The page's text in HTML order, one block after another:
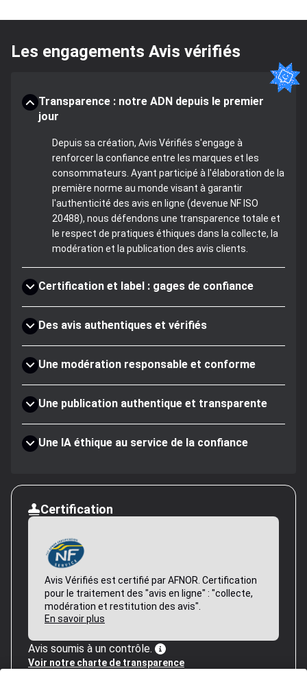
Les engagements Avis vérifiés
Transparence : notre ADN depuis le premier
jour
Depuis sa création, Avis Vérifiés s'engage à
renforcer la confiance entre les marques et les
consommateurs. Ayant participé à l'élaboration de la
première norme au monde visant à garantir
l'authenticité des avis en ligne (devenue NF ISO
20488), nous défendons une transparence totale et
le respect de pratiques éthiques dans la collecte, la
modération et la publication des avis clients.
Certification et label : gages de confiance
Des avis authentiques et vérifiés
Une modération responsable et conforme
Une publication authentique et transparente
Une IA éthique au service de la confiance
Certification
Avis Vérifiés est certifié par AFNOR. Certification
pour le traitement des "avis en ligne" : "collecte,
modération et restitution des avis".
En savoir plus
Avis soumis à un contrôle.
Voir notre charte de transparence